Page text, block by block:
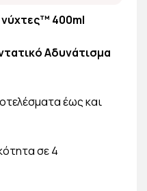
νύχτες™ 400ml
Αδυνάτισμα
έως και
σε 4